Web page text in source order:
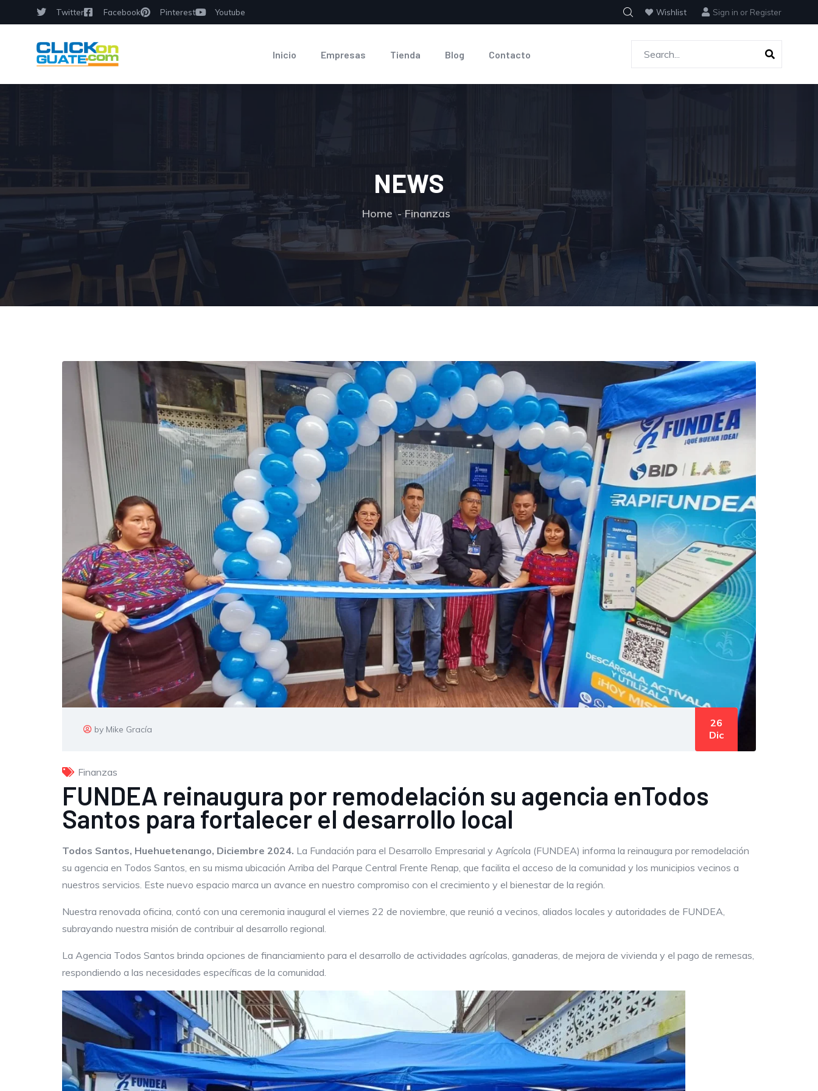
Twitter Facebook Pinterest Youtube Wishlist Sign in or Register
Inicio Empresas Tienda Blog Contacto
NEWS
Home Finanzas
by Mike Gracía
26
Dic
Finanzas
FUNDEA reinaugura por remodelación su agencia enTodos
Santos para fortalecer el desarrollo local
Todos Santos, Huehuetenango, Diciembre 2024. La Fundación para el Desarrollo Empresarial y Agrícola (FUNDEA) informa la reinaugura por remodelación
su agencia en Todos Santos, en su misma ubicación Arriba del Parque Central Frente Renap, que facilita el acceso de la comunidad y los municipios vecinos a
nuestros servicios. Este nuevo espacio marca un avance en nuestro compromiso con el crecimiento y el bienestar de la región.
Nuestra renovada oficina, contó con una ceremonia inaugural el viernes 22 de noviembre, que reunió a vecinos, aliados locales y autoridades de FUNDEA,
subrayando nuestra misión de contribuir al desarrollo regional.
La Agencia Todos Santos brinda opciones de financiamiento para el desarrollo de actividades agrícolas, ganaderas, de mejora de vivienda y el pago de remesas,
respondiendo a las necesidades específicas de la comunidad.